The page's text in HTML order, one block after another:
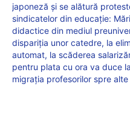
japoneză și se alătură
sindicatelor din educație:
didactice din mediul
dispariția unor catedre, la
automat, la scăderea
pentru plata cu ora va duce
migrația profesorilor spre